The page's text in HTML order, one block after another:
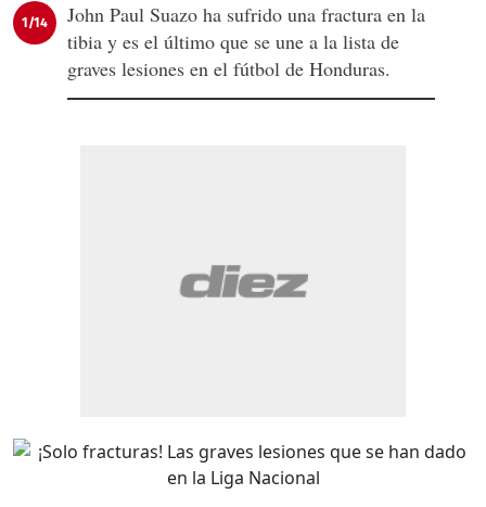
1/14
John Paul Suazo ha sufrido una fractura en la
tibia y es el último que se une a la lista de
graves lesiones en el fútbol de Honduras.